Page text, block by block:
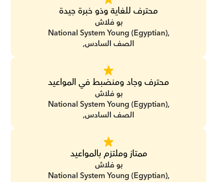
محترف للغاية وذو خبرة جيدة
بو فلاش
الصف السادس,
National System Young (Egyptian),
محترف وجاد ومنضبط في المواعيد
بو فلاش
الصف السادس,
National System Young (Egyptian),
ممتاز وملتزم بالمواعيد
بو فلاش
National System Young (Egyptian),